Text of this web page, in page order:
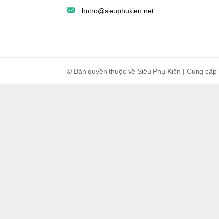
hotro@sieuphukien.net
© Bản quyền thuộc về Siêu Phụ Kiện | Cung cấp